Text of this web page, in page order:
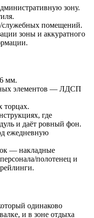
зону.
служебных помещений.
зоны и аккуратного
мм.
элементов — ЛДСП
торцах.
где
и даёт ровный фон.
ежедневную
— накладные
полотенец и
одинаково
и в зоне отдыха